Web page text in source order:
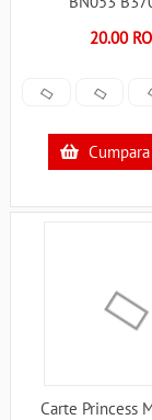
20.00
Cumpara
Carte Princess